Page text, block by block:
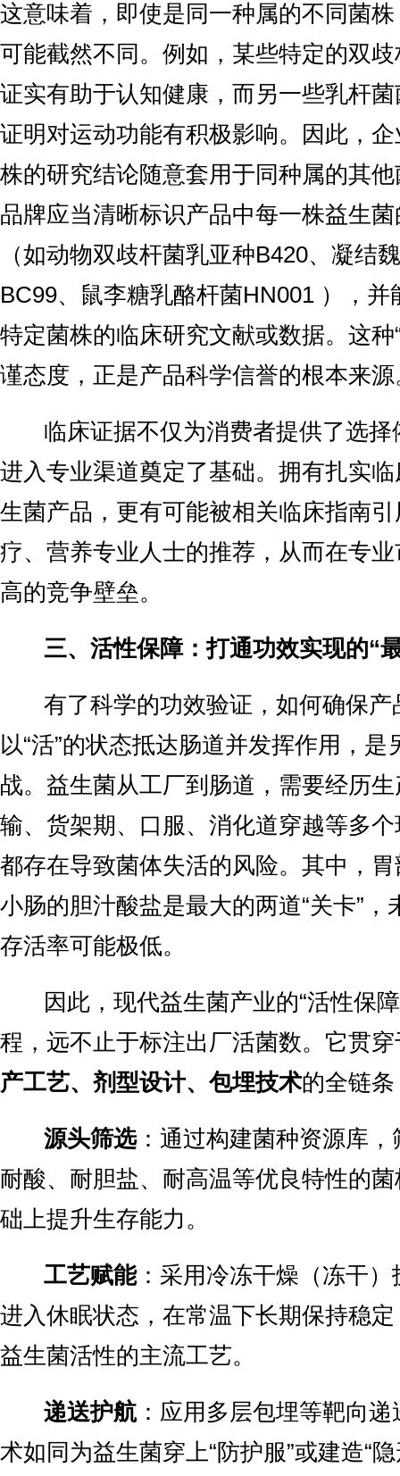
这意味着，即使是同一种属的不同菌
可能截然不同。例如，某些特定的双
证实有助于认知健康，而另一些乳杆
证明对运动功能有积极影响。因此，
株的研究结论随意套用于同种属的其
品牌应当清晰标识产品中每一株益生菌
（如动物双歧杆菌乳亚种B420、凝结
BC99、鼠李糖乳酪杆菌HN001 ），并
特定菌株的临床研究文献或数据。这种
谨态度，正是产品科学信誉的根本来源
临床证据不仅为消费者提供了选择
进入专业渠道奠定了基础。拥有扎实
生菌产品，更有可能被相关临床指南
疗、营养专业人士的推荐，从而在专
高的竞争壁垒。
三、活性保障：打通功效实现的“
有了科学的功效验证，如何确保产
以“活”的状态抵达肠道并发挥作用，是
战。益生菌从工厂到肠道，需要经历
输、货架期、口服、消化道穿越等多
都存在导致菌体失活的风险。其中，
小肠的胆汁酸盐是最大的两道“关卡”，
存活率可能极低。
因此，现代益生菌产业的“活性保障
程，远不止于标注出厂活菌数。它贯穿
产工艺、剂型设计、包埋技术的全链条
源头筛选：通过构建菌种资源库
耐酸、耐胆盐、耐高温等优良特性的
础上提升生存能力。
工艺赋能：采用冷冻干燥（冻干
进入休眠状态，在常温下长期保持稳
益生菌活性的主流工艺。
递送护航：应用多层包埋等靶向
术如同为益生菌穿上“防护服”或建造“